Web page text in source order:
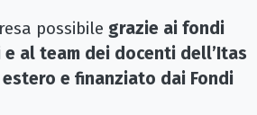
possibile grazie ai fondi
al team dei docenti dell’Itas
e finanziato dai Fondi